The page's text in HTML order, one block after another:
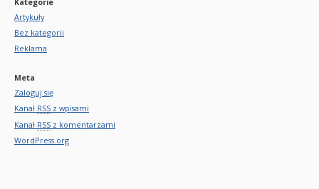
Artykuły
Bez kategorii
Reklama
Meta
Zaloguj się
Kanał RSS z wpisami
Kanał RSS z komentarzami
WordPress.org